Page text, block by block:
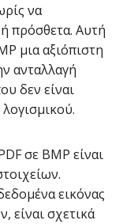
να
πρόσθετα. Αυτή
μια αξιόπιστη
ανταλλαγή
δεν είναι
σε BMP είναι
εικόνας
είναι σχετικά